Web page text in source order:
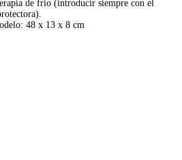
de frio (introducir siempre con el
48 x 13 x 8 cm